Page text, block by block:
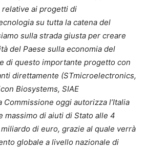
ai progetti di
su tutta la catena del
sulla strada giusta per creare
del Paese sulla economia del
di questo importante progetto con
direttamente (STmicroelectronics,
Biosystems, SIAE
oggi autorizza l’Italia
massimo di aiuti di Stato alle 4
di euro, grazie al quale verrà
globale a livello nazionale di